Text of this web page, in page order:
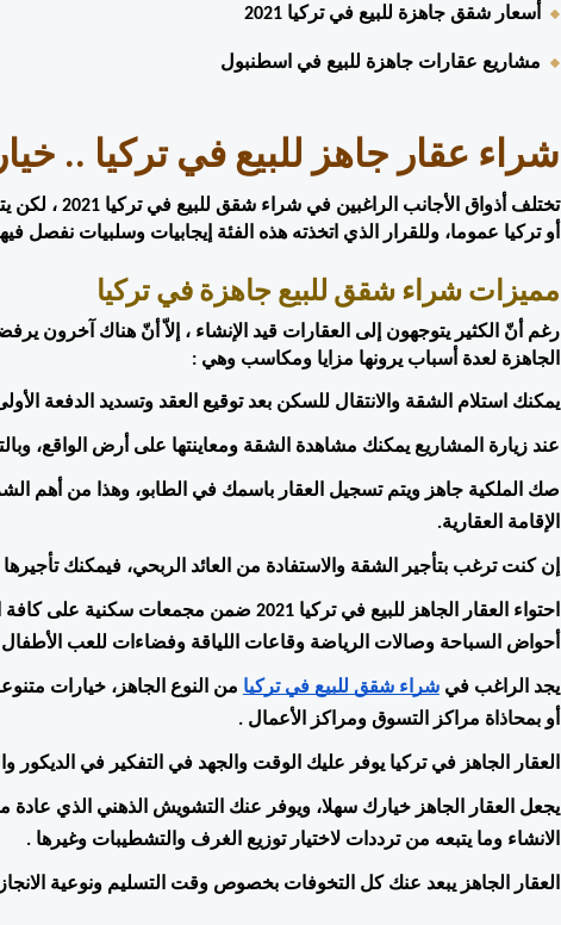
أسعار شقق جاهزة للبيع في تركيا 2021
مشاريع عقارات جاهزة للبيع في اسطنبول
شراء عقار جاهز للبيع في تركيا ..
أو تركيا عموما، وللقرار الذي اتخذته هذه الفئة إيجابيات وسلبيات نفصل
مميزات شراء شقق للبيع جاهزة في تركيا
الجاهزة لعدة أسباب يرونها مزايا ومكاسب وهي :
يمكنك استلام الشقة والانتقال للسكن بعد توقيع العقد وتسديد الدفعة
عند زيارة المشاريع يمكنك مشاهدة الشقة ومعاينتها على أرض الواقع،
الإقامة العقارية.
إن كنت ترغب بتأجير الشقة والاستفادة من العائد الربحي، فيمكنك
أحواض السباحة وصالات الرياضة وقاعات اللياقة وفضاءات للعب
يجد الراغب في شراء شقق للبيع في تركيا
أو بمحاذاة مراكز التسوق ومراكز الأعمال .
العقار الجاهز في تركيا يوفر عليك الوقت والجهد في التفكير في الديكور
الانشاء وما يتبعه من ترددات لاختيار توزيع الغرف والتشطيبات وغيرها .
العقار الجاهز يبعد عنك كل التخوفات بخصوص وقت التسليم ونوعية